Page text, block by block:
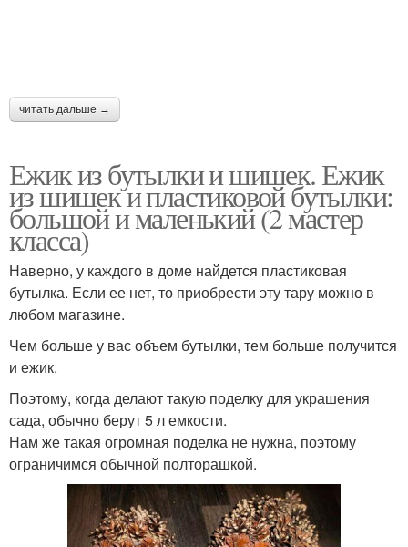
читать дальше →
Ежик из бутылки и шишек. Ежик
из шишек и пластиковой бутылки:
большой и маленький (2 мастер
класса)
Наверно, у каждого в доме найдется пластиковая
бутылка. Если ее нет, то приобрести эту тару можно в
любом магазине.
Чем больше у вас объем бутылки, тем больше получится
и ежик.
Поэтому, когда делают такую поделку для украшения
сада, обычно берут 5 л емкости.
Нам же такая огромная поделка не нужна, поэтому
ограничимся обычной полторашкой.